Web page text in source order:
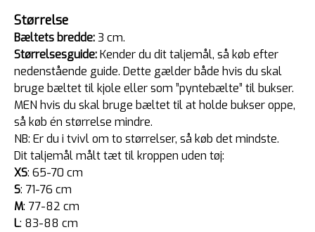
Størrelse
Bæltets bredde:3 cm.
Størrelsesguide:Kender du dit taljemål, så køb efter
nedenstående guide. Dette gælder både hvis du skal
bruge bæltet til kjole eller som ”pyntebælte” til bukser.
MEN hvis du skal bruge bæltet til at holde bukser oppe,
så køb én størrelse mindre.
NB: Er du i tvivl om to størrelser, så køb det mindste.
Dit taljemål målt tæt til kroppen uden tøj:
XS: 65-70 cm
S: 71-76 cm
M: 77-82 cm
L: 83-88 cm